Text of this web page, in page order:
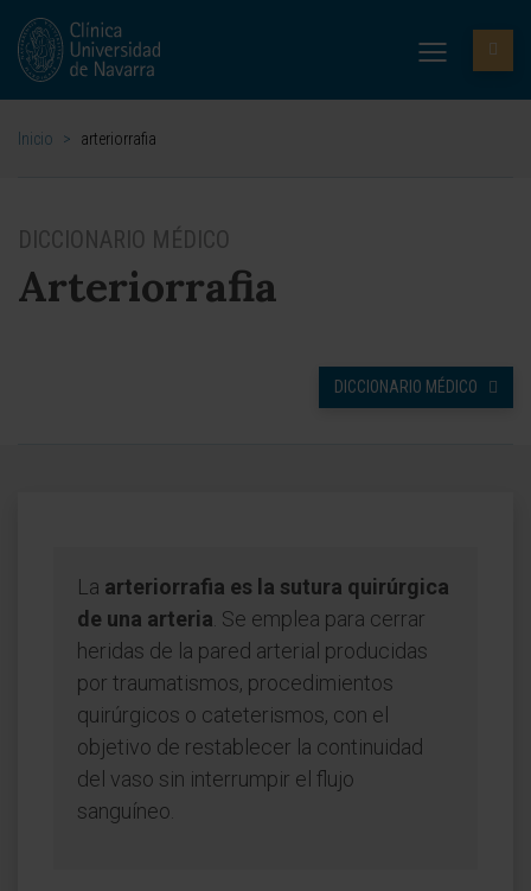
Inicio > arteriorrafia
DICCIONARIO MÉDICO
Arteriorrafia
DICCIONARIO MÉDICO
La arteriorrafia es la sutura quirúrgica
de una arteria . Se emplea para cerrar
heridas de la pared arterial producidas
por traumatismos, procedimientos
quirúrgicos o cateterismos, con el
objetivo de restablecer la continuidad
del vaso sin interrumpir el flujo
sanguíneo.